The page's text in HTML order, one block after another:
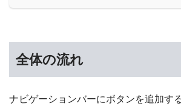
全体の流れ
ナビゲーションバーにボタンを追加す